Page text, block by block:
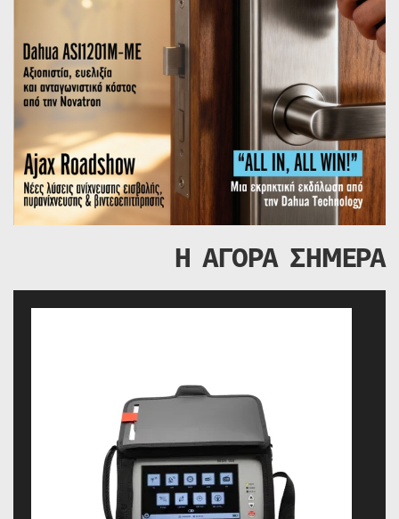
Η ΑΓΟΡΑ ΣΗΜΕΡΑ